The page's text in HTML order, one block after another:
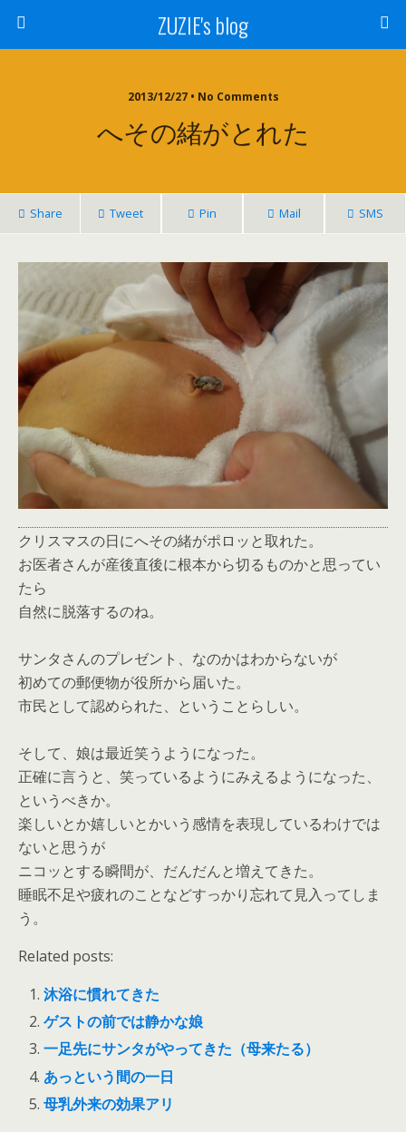
ZUZIE's blog
2013/12/27 • No Comments
へその緒がとれた
Share Tweet Pin Mail SMS
クリスマスの日にへその緒がポロッと取れた。
お医者さんが産後直後に根本から切るものかと思ってい
たら
自然に脱落するのね。
サンタさんのプレゼント、なのかはわからないが
初めての郵便物が役所から届いた。
市民として認められた、ということらしい。
そして、娘は最近笑うようになった。
正確に言うと、笑っているようにみえるようになった、
というべきか。
楽しいとか嬉しいとかいう感情を表現しているわけでは
ないと思うが
ニコッとする瞬間が、だんだんと増えてきた。
睡眠不足や疲れのことなどすっかり忘れて見入ってしま
う。
Related posts:
沐浴に慣れてきた
ゲストの前では静かな娘
一足先にサンタがやってきた（母来たる）
あっという間の一日
母乳外来の効果アリ